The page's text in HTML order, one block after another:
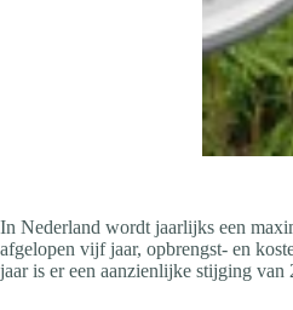
In Nederland wordt jaarlijks een
afgelopen vijf jaar, opbrengst- en
jaar is er een aanzienlijke stijging van